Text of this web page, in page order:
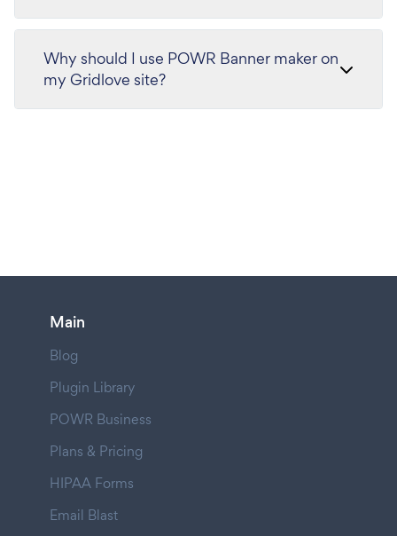
Why should I use POWR Banner maker on
my Gridlove site?
Main
Blog
Plugin Library
POWR Business
Plans & Pricing
HIPAA Forms
Email Blast